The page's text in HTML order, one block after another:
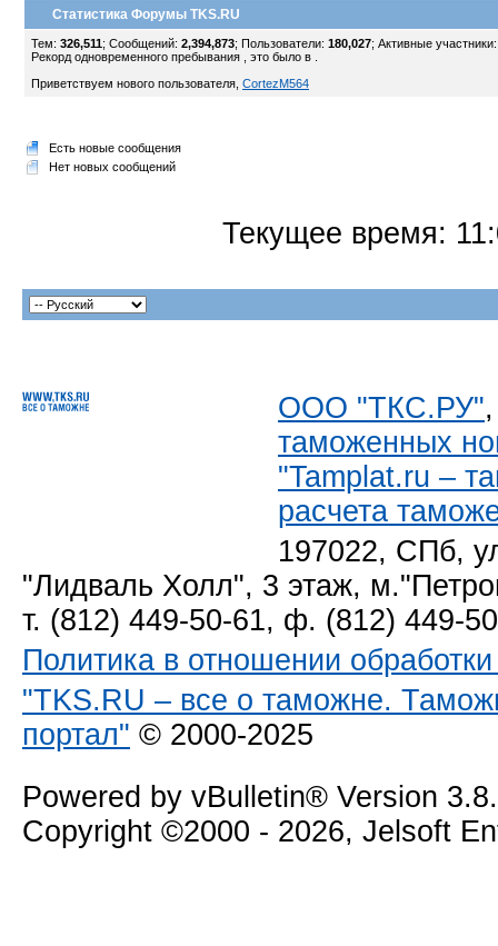
Статистика Форумы TKS.RU
Тем: 326,511; Сообщений: 2,394,873; Пользователи: 180,027; Активные
Рекорд одновременного пребывания , это было в .
Приветствуем нового пользователя, CortezM564
Есть новые сообщения
Нет новых сообщений
Текущее время:
ООО "ТКС.РУ"
таможенных
"Tamplat.ru –
расчета
197022, СПб,
"Лидваль Холл", 3 этаж,
т. (812) 449-50-61, ф. (812) 449-
Политика в отношении
"TKS.RU – все о таможне.
портал" © 2000-2025
Powered by vBulletin® Version
Copyright ©2000 - 2026, Jelsoft